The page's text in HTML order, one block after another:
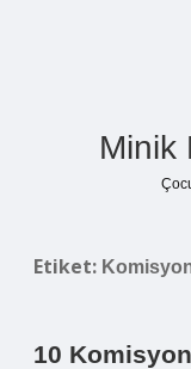
Minik
Etiket:
10